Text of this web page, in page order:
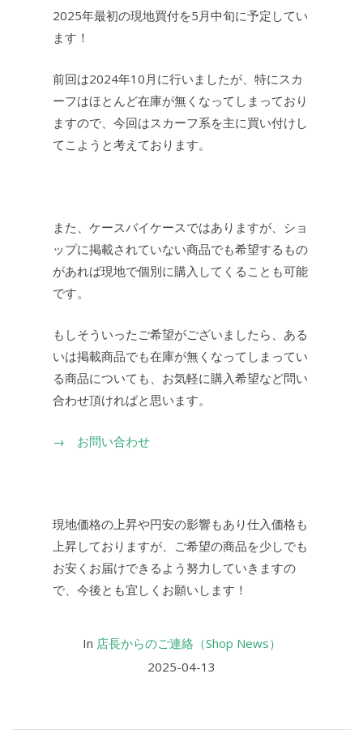
2025年最初の現地買付を5月中旬に予定してい
ます！
前回は2024年10月に行いましたが、特にスカ
ーフはほとんど在庫が無くなってしまっており
ますので、今回はスカーフ系を主に買い付けし
てこようと考えております。
また、ケースバイケースではありますが、ショ
ップに掲載されていない商品でも希望するもの
があれば現地で個別に購入してくることも可能
です。
もしそういったご希望がございましたら、ある
いは掲載商品でも在庫が無くなってしまってい
る商品についても、お気軽に購入希望など問い
合わせ頂ければと思います。
→ お問い合わせ
現地価格の上昇や円安の影響もあり仕入価格も
上昇しておりますが、ご希望の商品を少しでも
お安くお届けできるよう努力していきますの
で、今後とも宜しくお願いします！
In 店長からのご連絡（Shop News）
2025-04-13